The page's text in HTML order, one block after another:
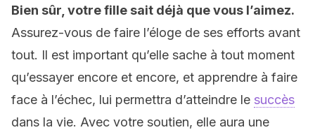
Bien sûr, votre fille sait déjà que vous l’aimez.
Assurez-vous de faire l’éloge de ses efforts avant
tout. Il est important qu’elle sache à tout moment
qu’essayer encore et encore, et apprendre à faire
face à l’échec, lui permettra d’atteindre le succès
dans la vie. Avec votre soutien, elle aura une